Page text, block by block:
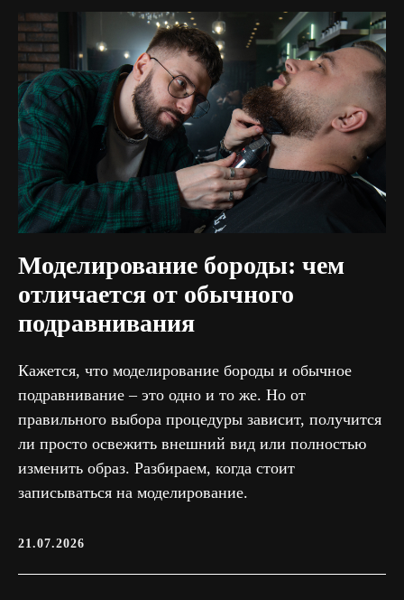
Моделирование бороды: чем
отличается от обычного
подравнивания
Кажется, что моделирование бороды и обычное
подравнивание – это одно и то же. Но от
правильного выбора процедуры зависит, получится
ли просто освежить внешний вид или полностью
изменить образ. Разбираем, когда стоит
записываться на моделирование.
21.07.2026